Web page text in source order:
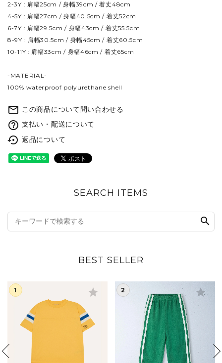
2-3Y : 肩幅25cm / 身幅39cm / 着丈48cm
4-5Y : 肩幅27cm / 身幅40.5cm / 着丈52cm
6-7Y : 肩幅29.5cm / 身幅43cm / 着丈55.5cm
8-9Y : 肩幅30.5cm / 身幅45cm / 着丈60.5cm
10-11Y : 肩幅33cm / 身幅46cm / 着丈65cm
-MATERIAL-
100% waterproof polyurethane shell
mail_outline この商品について問い合わせる
help_outline 支払い・配送について
settings_backup_restore 返品について
SEARCH ITEMS
search
BEST SELLER
star star